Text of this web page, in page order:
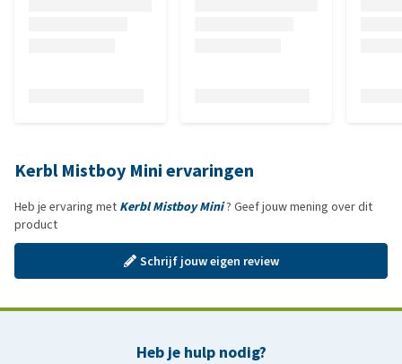
Kerbl Mistboy Mini ervaringen
Heb je ervaring met Kerbl Mistboy Mini? Geef jouw mening over dit
product
Schrijf jouw eigen review
Heb je hulp nodig?